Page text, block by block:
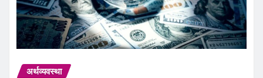
अर्थव्यवस्था